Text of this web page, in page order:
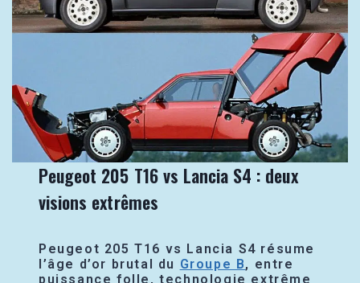
Peugeot 205 T16 vs Lancia S4 : deux
visions extrêmes
Peugeot 205 T16 vs Lancia S4 résume
l’âge d’or brutal du Groupe B, entre
puissance folle, technologie extrême